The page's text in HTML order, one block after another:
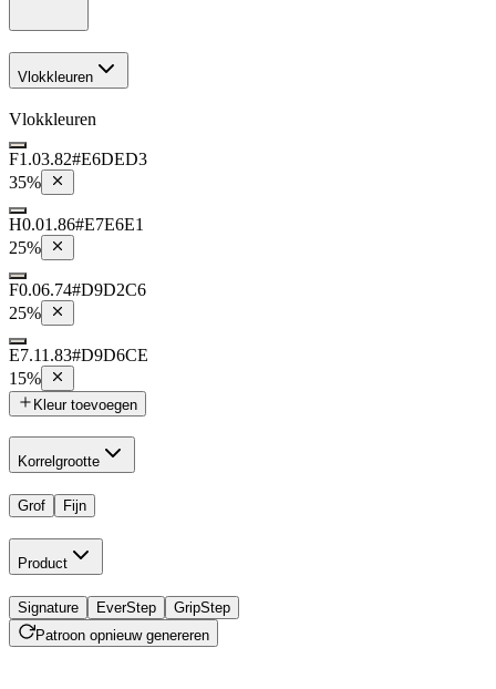
Vlokkleuren
Vlokkleuren
F1.03.82#E6DED3
35%
H0.01.86#E7E6E1
25%
F0.06.74#D9D2C6
25%
E7.11.83#D9D6CE
15%
Kleur toevoegen
Korrelgrootte
Grof Fijn
Product
Signature EverStep
GripStep
Patroon opnieuw genereren